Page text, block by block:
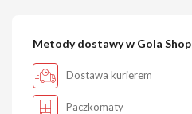
Metody dostawy w Gola Shop
Dostawa kurierem
Paczkomaty